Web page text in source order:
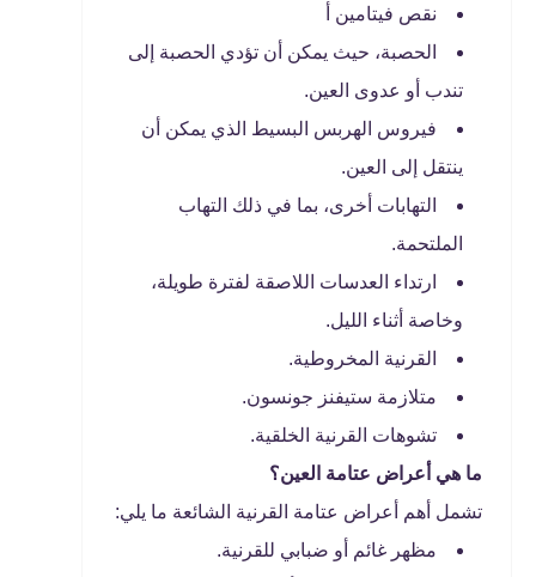
نقص فيتامين أ
الحصبة، حيث يمكن أن تؤدي الحصبة إلى
تندب أو عدوى العين.
فيروس الهربس البسيط الذي يمكن أن
ينتقل إلى العين.
التهابات أخرى، بما في ذلك التهاب
الملتحمة.
ارتداء العدسات اللاصقة لفترة طويلة،
وخاصة أثناء الليل.
القرنية المخروطية.
متلازمة ستيفنز جونسون.
تشوهات القرنية الخلقية.
ما هي أعراض عتامة العين؟
تشمل أهم أعراض عتامة القرنية الشائعة ما يلي:
مظهر غائم أو ضبابي للقرنية.